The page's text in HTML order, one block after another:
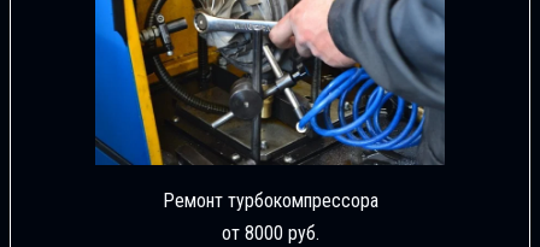
Ремонт турбокомпрессора
от 8000 руб.